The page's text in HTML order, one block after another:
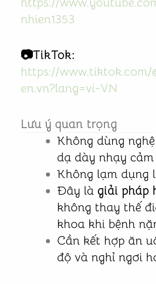
nhien1353
📷TikTok:
https://www.tiktok.com/
en.vn?lang=vi-VN
Lưu ý quan trọng
Không dùng
dạ dày nhạy cảm
Không lạm dụng
Đây là giải pháp
không thay thế
khoa khi bệnh
Cần kết hợp ăn
độ và nghỉ ngơi